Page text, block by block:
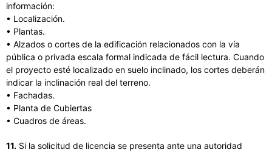
información:
• Localización.
• Plantas.
• Alzados o cortes de la edificación relacionados con la vía
pública o privada escala formal indicada de fácil lectura. Cuando
el proyecto esté localizado en suelo inclinado, los cortes deberán
indicar la inclinación real del terreno.
• Fachadas.
• Planta de Cubiertas
• Cuadros de áreas.
11. Si la solicitud de licencia se presenta ante una autoridad